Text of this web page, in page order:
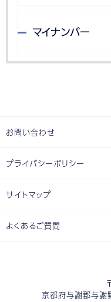
マイナンバー
京都府与謝郡与
お問い合わせ
プライバシーポリシー
サイトマップ
よくあるご質問